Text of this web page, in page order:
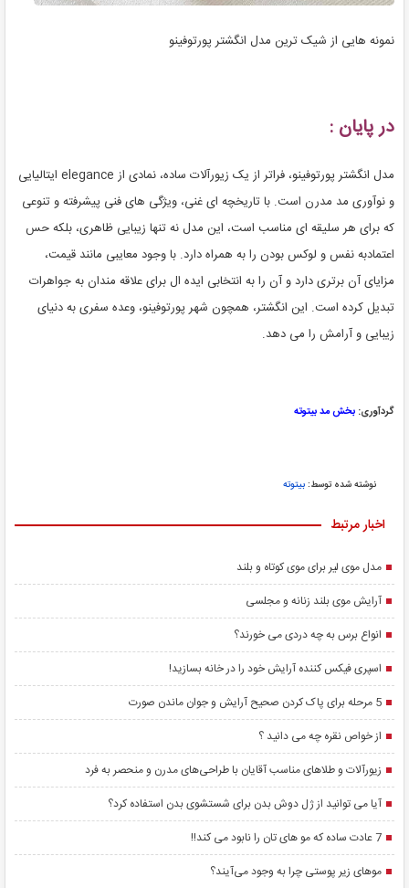
نمونه هایی از شیک ترین مدل انگشتر پورتوفینو
در پایان :
مدل انگشتر پورتوفینو، فراتر از یک زیورآلات ساده، نمادی از elegance ایتالیایی
و نوآوری مد مدرن است. با تاریخچه ای غنی، ویژگی های فنی پیشرفته و تنوعی
که برای هر سلیقه ای مناسب است، این مدل نه تنها زیبایی ظاهری، بلکه حس
اعتمادبه نفس و لوکس بودن را به همراه دارد. با وجود معایبی مانند قیمت،
مزایای آن برتری دارد و آن را به انتخابی ایده ال برای علاقه مندان به جواهرات
تبدیل کرده است. این انگشتر، همچون شهر پورتوفینو، وعده سفری به دنیای
زیبایی و آرامش را می دهد.
گردآوری: بخش مد بیتوته
نوشته شده توسط:بیتوته
اخبار مرتبط
مدل موی لیر برای موی کوتاه و بلند
آرایش موی بلند زنانه و مجلسی
انواع برس به چه دردی می خورند؟
اسپری فیکس کننده آرایش خود را در خانه بسازید!
5 مرحله برای پاک کردن صحیح آرایش و جوان ماندن صورت
از خواص نقره چه می دانید ؟
زیورآلات و طلاهای مناسب آقایان با طراحی‌های مدرن و منحصر به فرد
آیا می توانید از ژل دوش بدن برای شستشوی بدن استفاده کرد؟
7 عادت ساده که مو های تان را نابود می کند!!
مو‌های زیر پوستی چرا به وجود می‌آیند؟